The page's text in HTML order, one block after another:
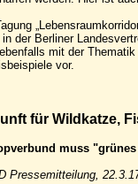
in der Berliner
mit der
vor.
für Wildkatze,
muss
Pressemitteilung,